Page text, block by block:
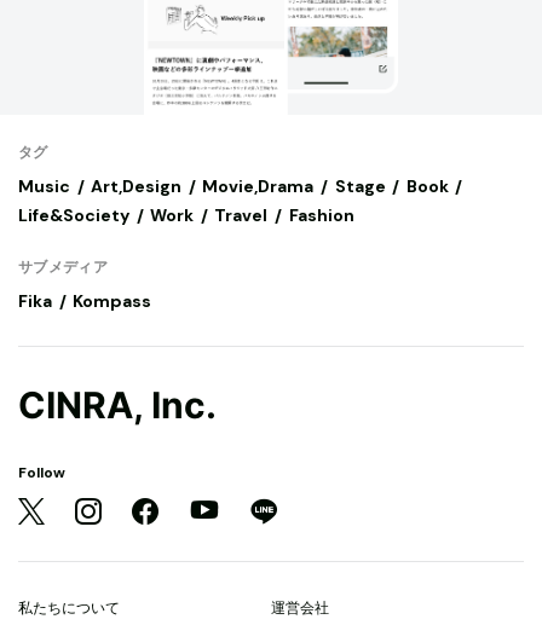
タグ
Music Art,Design Movie,Drama Stage
Book
Life&Society
Work Travel Fashion
サブメディア
Fika Kompass
CINRA, Inc.
Follow
私たちについて 運営会社